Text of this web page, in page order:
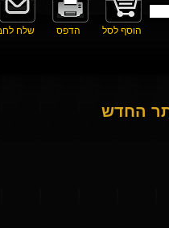
הוסף לסל
הדפס שלח
החדש